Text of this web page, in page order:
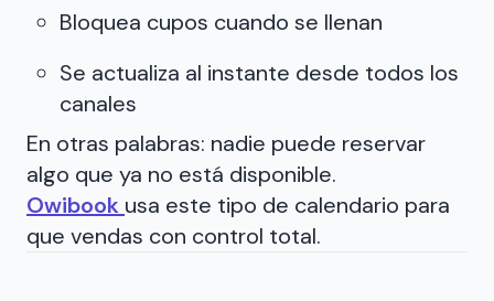
Bloquea cupos cuando se llenan
Se actualiza al instante desde todos los
canales
En otras palabras: nadie puede reservar
algo que ya no está disponible.
Owibook usa este tipo de calendario para
que vendas con control total.